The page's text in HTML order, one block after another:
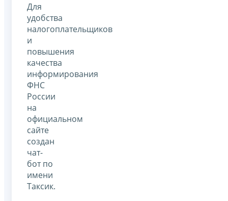
Для
удобства
налогоплательщиков
и
повышения
качества
информирования
ФНС
России
на
официальном
сайте
создан
чат-
бот по
имени
Таксик.